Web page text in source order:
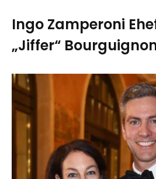
Ingo Zamperoni
„Jiffer“